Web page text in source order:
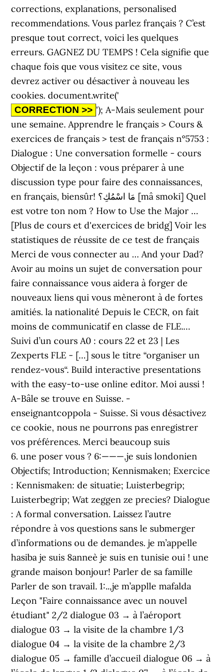
'); A-Mais seulement pour
une semaine. Apprendre le français > Cours &
exercices de français > test de français n°5753 :
Dialogue : Une conversation formelle - cours
Objectif de la leçon : vous préparer à une
discussion type pour faire des connaissances,
en français, biensûr! مَا اسْمُكِ؟ [mâ smoki] Quel
est votre ton nom ? How to Use the Major …
[Plus de cours et d'exercices de bridg] Voir les
statistiques de réussite de ce test de français
Merci de vous connecter au … And your Dad?
Avoir au moins un sujet de conversation pour
faire connaissance vous aidera à forger de
nouveaux liens qui vous mèneront à de fortes
amitiés. la nationalité Depuis le CECR, on fait
moins de communicatif en classe de FLE.…
Suivi d’un cours A0 : cours 22 et 23 | Les
Zexperts FLE - […] sous le titre “organiser un
rendez-vous“. Build interactive presentations
with the easy-to-use online editor. Moi aussi !
A-Bâle se trouve en Suisse. -
enseignantcoppola - Suisse. Si vous désactivez
ce cookie, nous ne pourrons pas enregistrer
vos préférences. Merci beaucoup suis
6. une poser vous ? 6:———,je suis londonien
Objectifs; Introduction; Kennismaken; Exercice
: Kennismaken: de situatie; Luisterbegrip;
Luisterbegrip; Wat zeggen ze precies? Dialogue
: A formal conversation. Laissez l’autre
répondre à vos questions sans le submerger
d’informations ou de demandes. je m’appelle
hasiba je suis 8anneè je suis en tunisie oui ! une
grande maison bonjour! Parler de sa famille
Parler de son travail. 1:..,je m’applle mafalda
Leçon "Faire connaissance avec un nouvel
étudiant" 2/2 dialogue 03 → à l’aéroport
dialogue 03 → la visite de la chambre 1/3
dialogue 04 → la visite de la chambre 2/3
dialogue 05 → famille d’accueil dialogue 06 → à